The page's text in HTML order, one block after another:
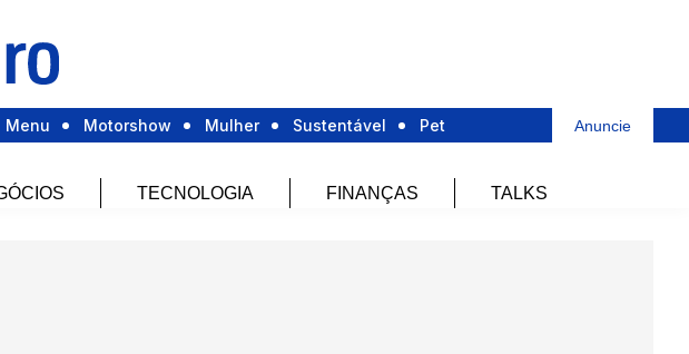
Menu Motorshow Mulher Sustentável Pet Anuncie
TECNOLOGIA FINANÇAS TALKS